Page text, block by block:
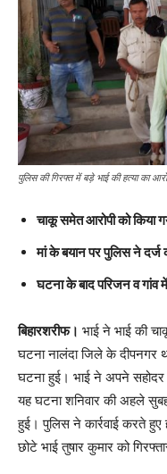
पुलिस की गिरफ्त में बड़े भाई की हत्या का
चाकू समेत आरोपी को किया
मां के बयान पर पुलिस ने दर्ज
घटना के बाद परिजन व गांव
बिहारशरीफ। भाई ने भाई की
घटना नालंदा जिले के दीपनगर
घटना हुई। भाई ने अपने सहोदर
यह घटना शनिवार की अहले सुबह
हुई। पुलिस ने कार्रवाई करते
छोटे भाई तुषार कुमार को